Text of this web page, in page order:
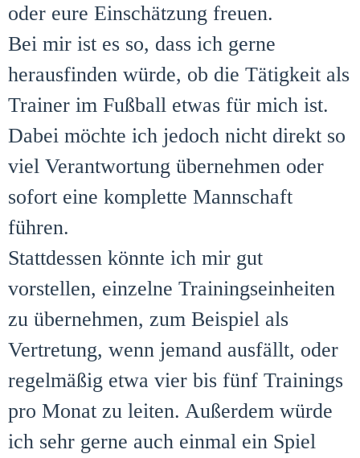
oder eure Einschätzung freuen.
Bei mir ist es so, dass ich gerne
herausfinden würde, ob die Tätigkeit als
Trainer im Fußball etwas für mich ist.
Dabei möchte ich jedoch nicht direkt so
viel Verantwortung übernehmen oder
sofort eine komplette Mannschaft
führen.
Stattdessen könnte ich mir gut
vorstellen, einzelne Trainingseinheiten
zu übernehmen, zum Beispiel als
Vertretung, wenn jemand ausfällt, oder
regelmäßig etwa vier bis fünf Trainings
pro Monat zu leiten. Außerdem würde
ich sehr gerne auch einmal ein Spiel